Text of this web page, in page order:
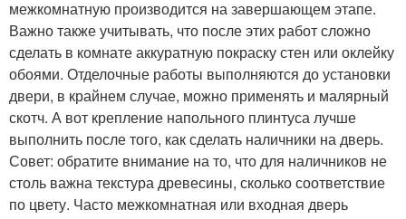
межкомнатную производится на завершающем этапе.
Важно также учитывать, что после этих работ сложно
сделать в комнате аккуратную покраску стен или оклейку
обоями. Отделочные работы выполняются до установки
двери, в крайнем случае, можно применять и малярный
скотч. А вот крепление напольного плинтуса лучше
выполнить после того, как сделать наличники на дверь.
Совет: обратите внимание на то, что для наличников не
столь важна текстура древесины, сколько соответствие
по цвету. Часто межкомнатная или входная дверь